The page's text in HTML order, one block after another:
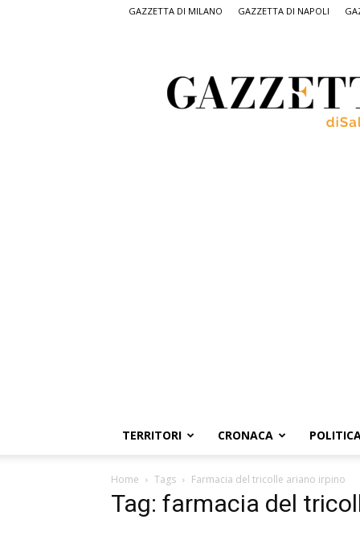
GAZZETTA DI MILANO GAZZETTA DI NAPOLI
Salerno,
il
quotidiano
TERRITORI CRONACA
Home Tags Farmacia del tricolle ariano irpino
Tag: farmacia del